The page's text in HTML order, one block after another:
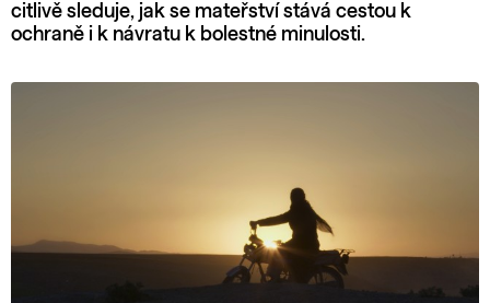
citlivě sleduje, jak se mateřství stává cestou k
ochraně i k návratu k bolestné minulosti.